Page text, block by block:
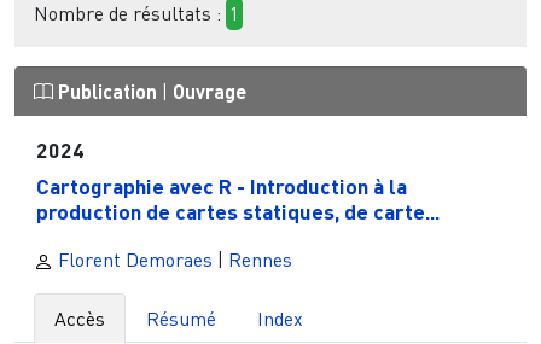
Nombre de résultats : 1
Publication Ouvrage
2024
Cartographie avec R - Introduction à la
production de cartes statiques, de carte...
Florent Demoraes | Rennes
Accès Résumé Index